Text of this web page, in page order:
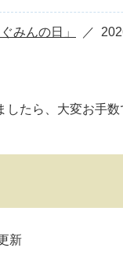
みんの日」
たら、大変お手
新